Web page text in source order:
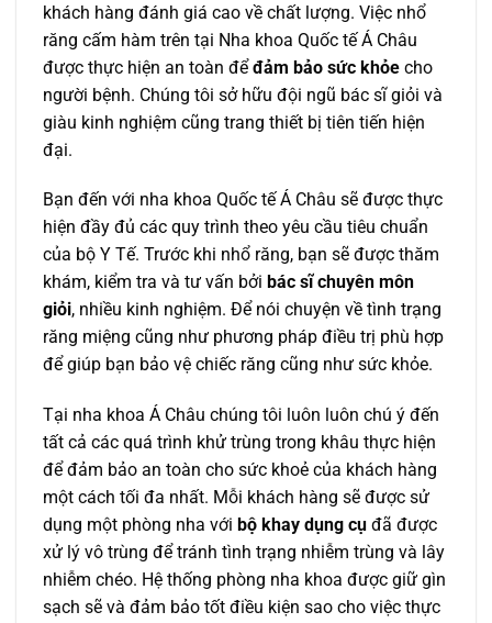
khách hàng đánh giá cao về chất lượng. Việc nhổ
răng cấm hàm trên tại Nha khoa Quốc tế Á Châu
được thực hiện an toàn đểđảm bảo sức khỏe cho
người bệnh. Chúng tôi sở hữu đội ngũ bác sĩ giỏi và
giàu kinh nghiệm cũng trang thiết bị tiên tiến hiện
đại.
Bạn đến với nha khoa Quốc tế Á Châu sẽ được thực
hiện đầy đủ các quy trình theo yêu cầu tiêu chuẩn
của bộ Y Tế. Trước khi nhổ răng, bạn sẽ được thăm
khám, kiểm tra và tư vấn bởi bác sĩ chuyên môn
giỏi, nhiều kinh nghiệm. Để nói chuyện về tình trạng
răng miệng cũng như phương pháp điều trị phù hợp
để giúp bạn bảo vệ chiếc răng cũng như sức khỏe.
Tại nha khoa Á Châu chúng tôi luôn luôn chú ý đến
tất cả các quá trình khử trùng trong khâu thực hiện
để đảm bảo an toàn cho sức khoẻ của khách hàng
một cách tối đa nhất. Mỗi khách hàng sẽ được sử
dụng một phòng nha với bộ khay dụng cụ đã được
xử lý vô trùng để tránh tình trạng nhiễm trùng và lây
nhiễm chéo. Hệ thống phòng nha khoa được giữ gìn
sạch sẽ và đảm bảo tốt điều kiện sao cho việc thực